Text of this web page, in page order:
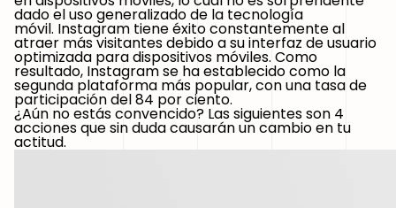
dado el uso generalizado de la tecnología
móvil. Instagram tiene éxito constantemente al
atraer más visitantes debido a su interfaz de usuario
optimizada para dispositivos móviles. Como
resultado, Instagram se ha establecido como la
segunda plataforma más popular, con una tasa de
participación del 84 por ciento.
¿Aún no estás convencido? Las siguientes son 4
acciones que sin duda causarán un cambio en tu
actitud.